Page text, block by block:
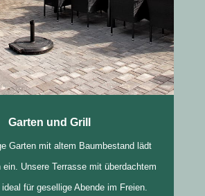
Garten und Grill
Garten mit altem Baumbestand lädt
ein. Unsere Terrasse mit überdachtem
für gesellige Abende im Freien.